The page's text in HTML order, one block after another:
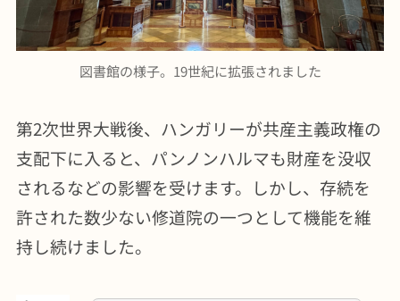
図書館の様子。19世紀に拡張されました
第2次世界大戦後、ハンガリーが共産主義政権の
支配下に入ると、パンノンハルマも財産を没収
されるなどの影響を受けます。しかし、存続を
許された数少ない修道院の一つとして機能を維
持し続けました。